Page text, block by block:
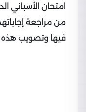
من مراجعة
فيها وتصويب هذه